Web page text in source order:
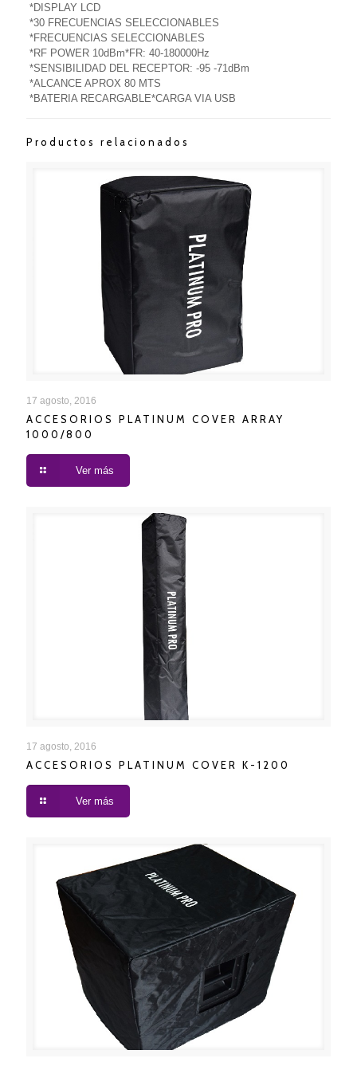
*DISPLAY LCD
*30 FRECUENCIAS SELECCIONABLES
*FRECUENCIAS SELECCIONABLES
*RF POWER 10dBm*FR: 40-180000Hz
*SENSIBILIDAD DEL RECEPTOR: -95 -71dBm
*ALCANCE APROX 80 MTS
*BATERIA RECARGABLE*CARGA VIA USB
Productos relacionados
ACCESORIOS PLATINUM COVER ARRAY 1000/800
17 agosto, 2016
ACCESORIOS PLATINUM COVER ARRAY
1000/800
Ver más
ACCESORIOS PLATINUM COVER K-1200
17 agosto, 2016
ACCESORIOS PLATINUM COVER K-1200
Ver más